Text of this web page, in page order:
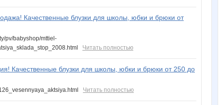
Качественные блузки для школы, юбки и брюки от
pv/babyshop/mttiel-
Читать полностью
Качественные блузки для школы, юбки и брюки от 250 до
Читать полностью